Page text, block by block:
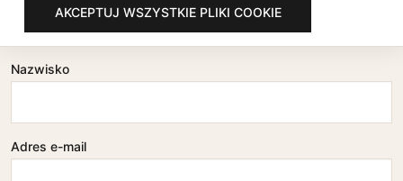
Nazwisko
Adres e-mail
AKCEPTUJ WSZYSTKIE PLIKI COOKIE